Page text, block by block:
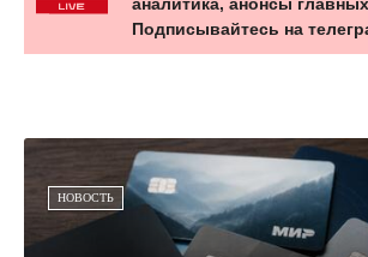
аналитика, анонсы
Подписывайтесь на
НОВОСТЬ